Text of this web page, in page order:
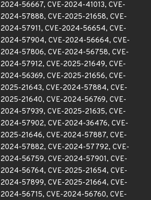
2024-56667, CVE-2024-41013, CVE-
2024-57888, CVE-2025-21658, CVE-
2024-57911, CVE-2024-56654, CVE-
2024-57904, CVE-2024-56664, CVE-
2024-57806, CVE-2024-56758, CVE-
2024-57912, CVE-2025-21649, CVE-
2024-56369, CVE-2025-21656, CVE-
2025-21643, CVE-2024-57884, CVE-
2025-21640, CVE-2024-56769, CVE-
2024-57939, CVE-2025-21635, CVE-
2024-57902, CVE-2024-36476, CVE-
2025-21646, CVE-2024-57887, CVE-
2024-57882, CVE-2024-57792, CVE-
2024-56759, CVE-2024-57901, CVE-
2024-56764, CVE-2025-21654, CVE-
2024-57899, CVE-2025-21664, CVE-
2024-56715, CVE-2024-56760, CVE-